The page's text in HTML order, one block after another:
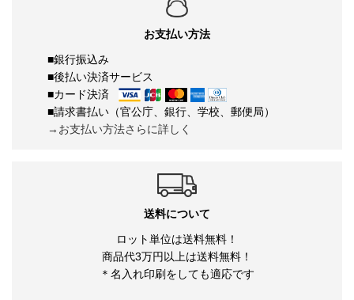
お支払い方法
■銀行振込み
■後払い決済サービス
■カード決済
■請求書払い（官公庁、銀行、学校、郵便局）
→お支払い方法さらに詳しく
送料について
ロット単位は送料無料！
商品代3万円以上は送料無料！
＊名入れ印刷をしても適応です